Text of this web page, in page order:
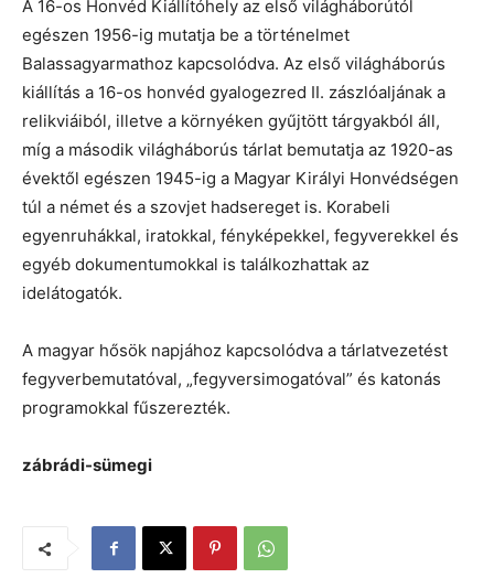
A 16-os Honvéd Kiállítóhely az első világháborútól
egészen 1956-ig mutatja be a történelmet
Balassagyarmathoz kapcsolódva. Az első világháborús
kiállítás a 16-os honvéd gyalogezred II. zászlóaljának a
relikviáiból, illetve a környéken gyűjtött tárgyakból áll,
míg a második világháborús tárlat bemutatja az 1920-as
évektől egészen 1945-ig a Magyar Királyi Honvédségen
túl a német és a szovjet hadsereget is. Korabeli
egyenruhákkal, iratokkal, fényképekkel, fegyverekkel és
egyéb dokumentumokkal is találkozhattak az
idelátogatók.
A magyar hősök napjához kapcsolódva a tárlatvezetést
fegyverbemutatóval, „fegyversimogatóval” és katonás
programokkal fűszerezték.
zábrádi-sümegi